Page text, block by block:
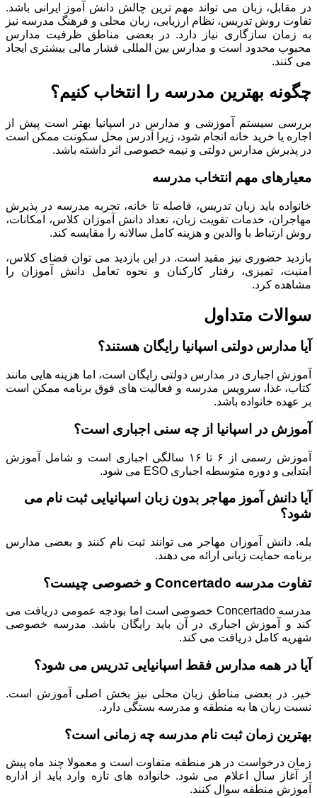
در مقابل، زبان می تواند مهم ترین چالش دانش آموز ایرانی باشد.
تفاوت روش تدریس، نظام ارزیابی، زبان محلی و فرهنگ مدرسه نیز
به زمان سازگاری نیاز دارد. در بعضی مناطق ظرفیت مدارس
محبوب محدود است و مدارس بین المللی فشار مالی بیشتری ایجاد
می کنند.
چگونه بهترین مدرسه را انتخاب کنیم؟
بررسی سیستم آموزشی و مدارس در اسپانیا بهتر است پیش از
اجاره یا خرید خانه انجام شود، زیرا آدرس محل سکونت ممکن است
در پذیرش مدارس دولتی و نیمه خصوصی اثر داشته باشد.
معیارهای مهم انتخاب مدرسه
خانواده باید زبان تدریس، فاصله تا خانه، تجربه مدرسه در پذیرش
مهاجران، خدمات تقویت زبان، تعداد دانش آموزان کلاس، امکانات،
روش ارتباط با والدین و هزینه کامل سالانه را مقایسه کند.
بازدید حضوری نیز مفید است. در این بازدید می توان فضای کلاس،
امنیت، تمیزی، رفتار کارکنان و نحوه تعامل دانش آموزان را
مشاهده کرد.
سوالات متداول
آیا مدارس دولتی اسپانیا رایگان هستند؟
آموزش اجباری در مدارس دولتی رایگان است، اما هزینه هایی مانند
کتاب، غذا، سرویس مدرسه و فعالیت های فوق برنامه ممکن است
بر عهده خانواده باشد.
آموزش در اسپانیا از چه سنی اجباری است؟
آموزش رسمی از ۶ تا ۱۶ سالگی اجباری است و شامل آموزش
ابتدایی و دوره متوسطه اجباری ESO می شود.
آیا دانش آموز مهاجر بدون زبان اسپانیایی ثبت نام می
شود؟
بله. دانش آموزان مهاجر می توانند ثبت نام کنند و بعضی مدارس
برنامه حمایت زبانی ارائه می دهند.
تفاوت مدرسه Concertado و خصوصی چیست؟
مدرسه Concertado خصوصی است اما بودجه عمومی دریافت می
کند و آموزش اجباری در آن باید رایگان باشد. مدرسه خصوصی
شهریه کامل دریافت می کند.
آیا در همه مدارس فقط اسپانیایی تدریس می شود؟
خیر. در بعضی مناطق زبان محلی نیز بخش اصلی آموزش است.
نسبت زبان ها به منطقه و مدرسه بستگی دارد.
بهترین زمان ثبت نام مدرسه چه زمانی است؟
زمان درخواست در هر منطقه متفاوت است و معمولا چند ماه پیش
از آغاز سال اعلام می شود. خانواده های تازه وارد باید از اداره
آموزش منطقه سوال کنند.